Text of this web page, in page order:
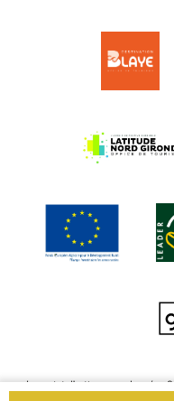
Le projet d’actions coordonnées